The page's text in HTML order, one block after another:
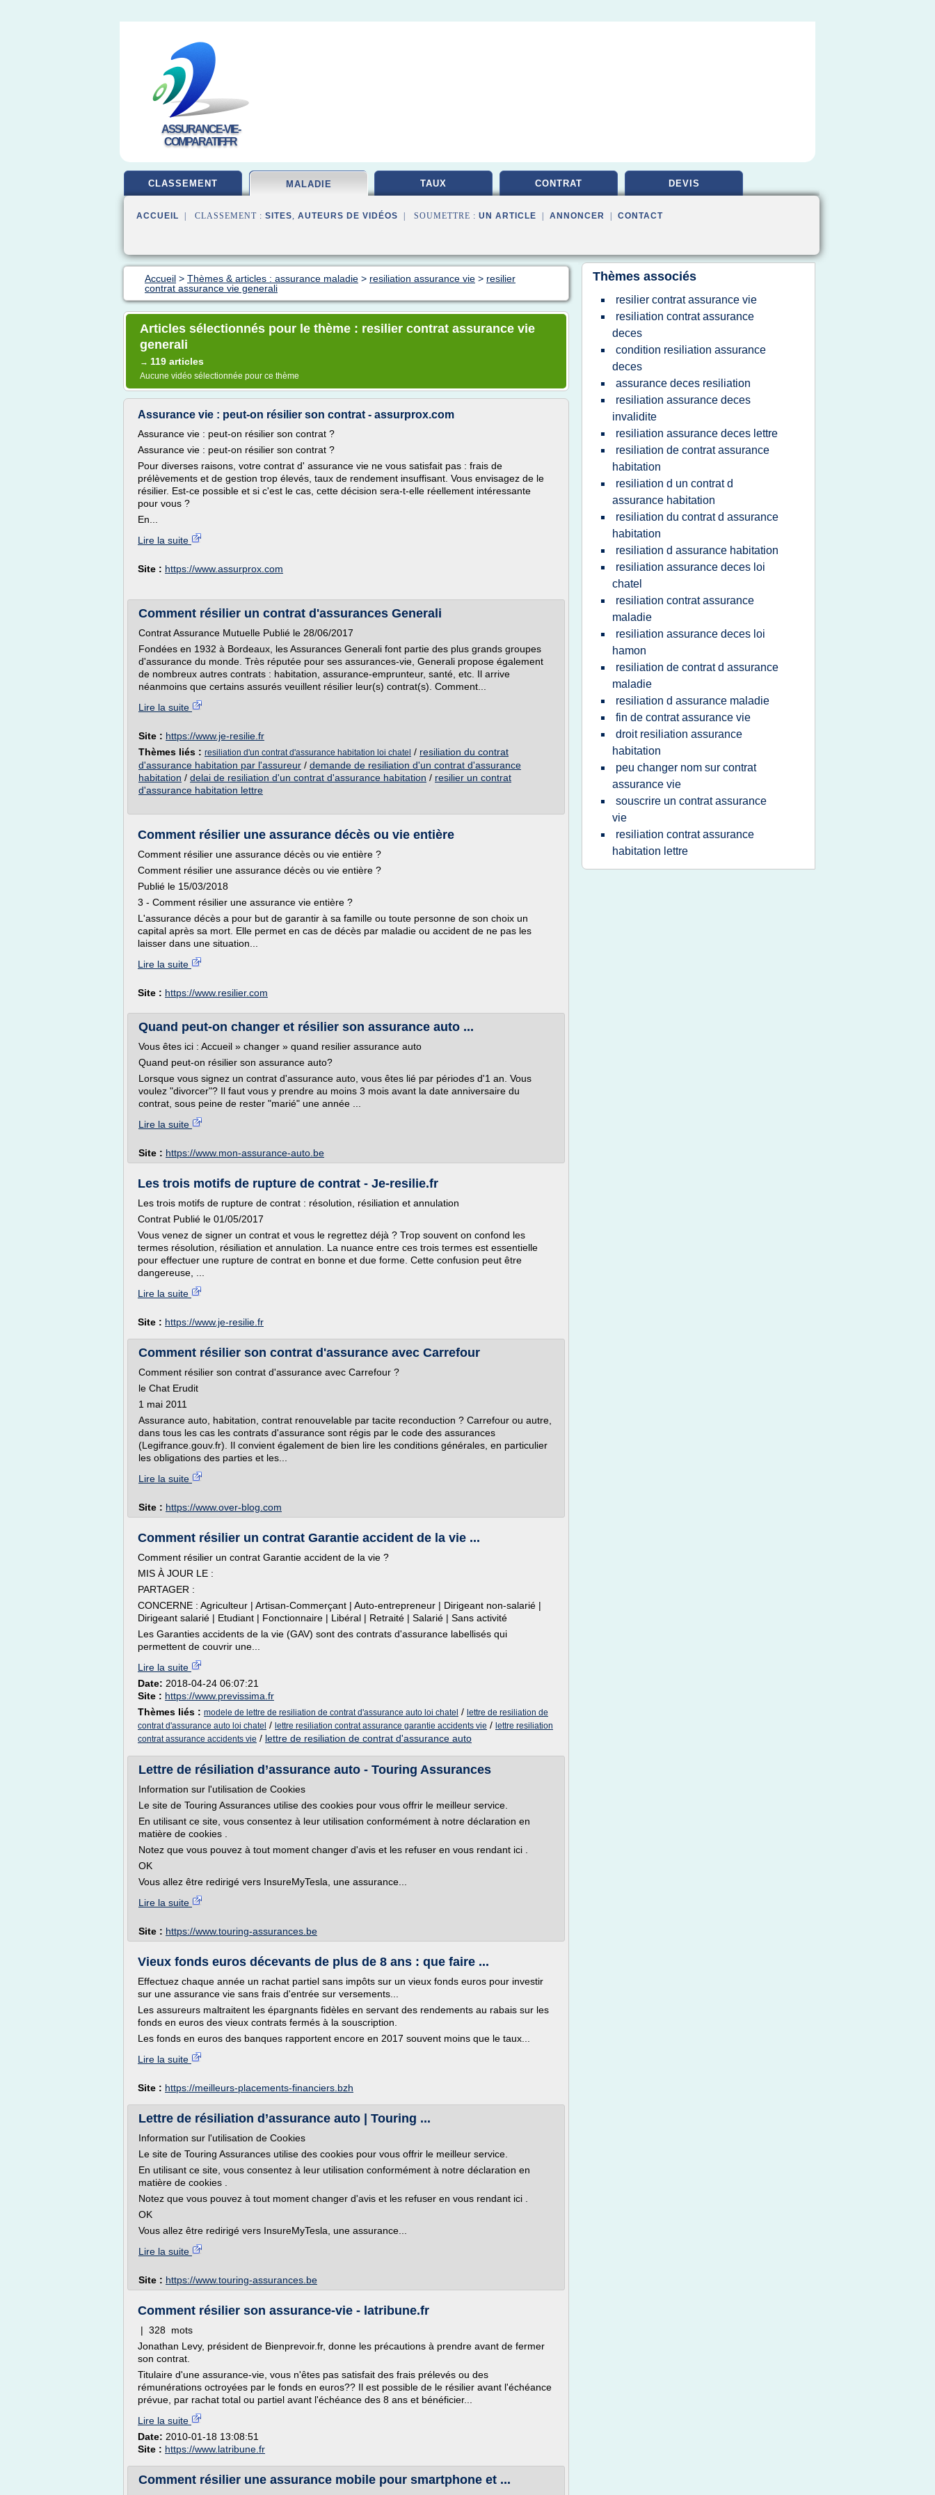
ASSURANCE-VIE-
COMPARATIF.FR
CLASSEMENT MALADIE TAUX CONTRAT DEVIS
ACCUEIL | CLASSEMENT : SITES, AUTEURS DE VIDÉOS | SOUMETTRE : UN ARTICLE ANNONCER CONTACT
Accueil > Thèmes & articles : assurance maladie > resiliation assurance vie > resilier
contrat assurance vie generali
Articles sélectionnés pour le thème : resilier contrat assurance vie
generali
→ 119 articles
Aucune vidéo sélectionnée pour ce thème
Assurance vie : peut-on résilier son contrat - assurprox.com
Assurance vie : peut-on résilier son contrat ?
Assurance vie : peut-on résilier son contrat ?
Pour diverses raisons, votre contrat d' assurance vie ne vous satisfait pas : frais de
prélèvements et de gestion trop élevés, taux de rendement insuffisant. Vous envisagez de le
résilier. Est-ce possible et si c'est le cas, cette décision sera-t-elle réellement intéressante
pour vous ?
En...
Lire la suite
Site : https://www.assurprox.com
Comment résilier un contrat d'assurances Generali
Contrat Assurance Mutuelle Publié le 28/06/2017
Fondées en 1932 à Bordeaux, les Assurances Generali font partie des plus grands groupes
d'assurance du monde. Très réputée pour ses assurances-vie, Generali propose également
de nombreux autres contrats : habitation, assurance-emprunteur, santé, etc. Il arrive
néanmoins que certains assurés veuillent résilier leur(s) contrat(s). Comment...
Lire la suite
Site : https://www.je-resilie.fr
Thèmes liés : resiliation d'un contrat d'assurance habitation loi chatel / resiliation du contrat
d'assurance habitation par l'assureur / demande de resiliation d'un contrat d'assurance
habitation / delai de resiliation d'un contrat d'assurance habitation / resilier un contrat
d'assurance habitation lettre
Comment résilier une assurance décès ou vie entière
Comment résilier une assurance décès ou vie entière ?
Comment résilier une assurance décès ou vie entière ?
Publié le 15/03/2018
3 - Comment résilier une assurance vie entière ?
L'assurance décès a pour but de garantir à sa famille ou toute personne de son choix un
capital après sa mort. Elle permet en cas de décès par maladie ou accident de ne pas les
laisser dans une situation...
Lire la suite
Site : https://www.resilier.com
Quand peut-on changer et résilier son assurance auto ...
Vous êtes ici : Accueil » changer » quand resilier assurance auto
Quand peut-on résilier son assurance auto?
Lorsque vous signez un contrat d'assurance auto, vous êtes lié par périodes d'1 an. Vous
voulez "divorcer"? Il faut vous y prendre au moins 3 mois avant la date anniversaire du
contrat, sous peine de rester "marié" une année ...
Lire la suite
Site : https://www.mon-assurance-auto.be
Les trois motifs de rupture de contrat - Je-resilie.fr
Les trois motifs de rupture de contrat : résolution, résiliation et annulation
Contrat Publié le 01/05/2017
Vous venez de signer un contrat et vous le regrettez déjà ? Trop souvent on confond les
termes résolution, résiliation et annulation. La nuance entre ces trois termes est essentielle
pour effectuer une rupture de contrat en bonne et due forme. Cette confusion peut être
dangereuse, ...
Lire la suite
Site : https://www.je-resilie.fr
Comment résilier son contrat d'assurance avec Carrefour
Comment résilier son contrat d'assurance avec Carrefour ?
le Chat Erudit
1 mai 2011
Assurance auto, habitation, contrat renouvelable par tacite reconduction ? Carrefour ou autre,
dans tous les cas les contrats d'assurance sont régis par le code des assurances
(Legifrance.gouv.fr). Il convient également de bien lire les conditions générales, en particulier
les obligations des parties et les...
Lire la suite
Site : https://www.over-blog.com
Comment résilier un contrat Garantie accident de la vie ...
Comment résilier un contrat Garantie accident de la vie ?
MIS À JOUR LE :
PARTAGER :
CONCERNE : Agriculteur | Artisan-Commerçant | Auto-entrepreneur | Dirigeant non-salarié |
Dirigeant salarié | Etudiant | Fonctionnaire | Libéral | Retraité | Salarié | Sans activité
Les Garanties accidents de la vie (GAV) sont des contrats d'assurance labellisés qui
permettent de couvrir une...
Lire la suite
Date: 2018-04-24 06:07:21
Site : https://www.previssima.fr
Thèmes liés : modele de lettre de resiliation de contrat d'assurance auto loi chatel / lettre de resiliation de
contrat d'assurance auto loi chatel / lettre resiliation contrat assurance garantie accidents vie / lettre resiliation
contrat assurance accidents vie / lettre de resiliation de contrat d'assurance auto
Lettre de résiliation d’assurance auto - Touring Assurances
Information sur l'utilisation de Cookies
Le site de Touring Assurances utilise des cookies pour vous offrir le meilleur service.
En utilisant ce site, vous consentez à leur utilisation conformément à notre déclaration en
matière de cookies .
Notez que vous pouvez à tout moment changer d'avis et les refuser en vous rendant ici .
OK
Vous allez être redirigé vers InsureMyTesla, une assurance...
Lire la suite
Site : https://www.touring-assurances.be
Vieux fonds euros décevants de plus de 8 ans : que faire ...
Effectuez chaque année un rachat partiel sans impôts sur un vieux fonds euros pour investir
sur une assurance vie sans frais d'entrée sur versements...
Les assureurs maltraitent les épargnants fidèles en servant des rendements au rabais sur les
fonds en euros des vieux contrats fermés à la souscription.
Les fonds en euros des banques rapportent encore en 2017 souvent moins que le taux...
Lire la suite
Site : https://meilleurs-placements-financiers.bzh
Lettre de résiliation d’assurance auto | Touring ...
Information sur l'utilisation de Cookies
Le site de Touring Assurances utilise des cookies pour vous offrir le meilleur service.
En utilisant ce site, vous consentez à leur utilisation conformément à notre déclaration en
matière de cookies .
Notez que vous pouvez à tout moment changer d'avis et les refuser en vous rendant ici .
OK
Vous allez être redirigé vers InsureMyTesla, une assurance...
Lire la suite
Site : https://www.touring-assurances.be
Comment résilier son assurance-vie - latribune.fr
| 328 mots
Jonathan Levy, président de Bienprevoir.fr, donne les précautions à prendre avant de fermer
son contrat.
Titulaire d'une assurance-vie, vous n'êtes pas satisfait des frais prélevés ou des
rémunérations octroyées par le fonds en euros?? Il est possible de le résilier avant l'échéance
prévue, par rachat total ou partiel avant l'échéance des 8 ans et bénéficier...
Lire la suite
Date: 2010-01-18 13:08:51
Site : https://www.latribune.fr
Comment résilier une assurance mobile pour smartphone et ...
Thèmes associés
resilier contrat assurance vie
resiliation contrat assurance
deces
condition resiliation assurance
deces
assurance deces resiliation
resiliation assurance deces
invalidite
resiliation assurance deces lettre
resiliation de contrat assurance
habitation
resiliation d un contrat d
assurance habitation
resiliation du contrat d assurance
habitation
resiliation d assurance habitation
resiliation assurance deces loi
chatel
resiliation contrat assurance
maladie
resiliation assurance deces loi
hamon
resiliation de contrat d assurance
maladie
resiliation d assurance maladie
fin de contrat assurance vie
droit resiliation assurance
habitation
peu changer nom sur contrat
assurance vie
souscrire un contrat assurance
vie
resiliation contrat assurance
habitation lettre